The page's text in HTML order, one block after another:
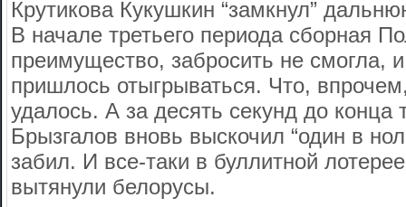
Крутикова Кукушкин “замкнул”
В начале третьего периода сборная
преимущество, забросить не смогла,
пришлось отыгрываться. Что,
удалось. А за десять секунд до конца
Брызгалов вновь выскочил “один в
забил. И все-таки в буллитной
вытянули белорусы.